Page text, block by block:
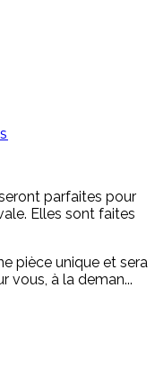
parfaites pour
Elles sont faites
pièce unique et sera
vous, à la deman...